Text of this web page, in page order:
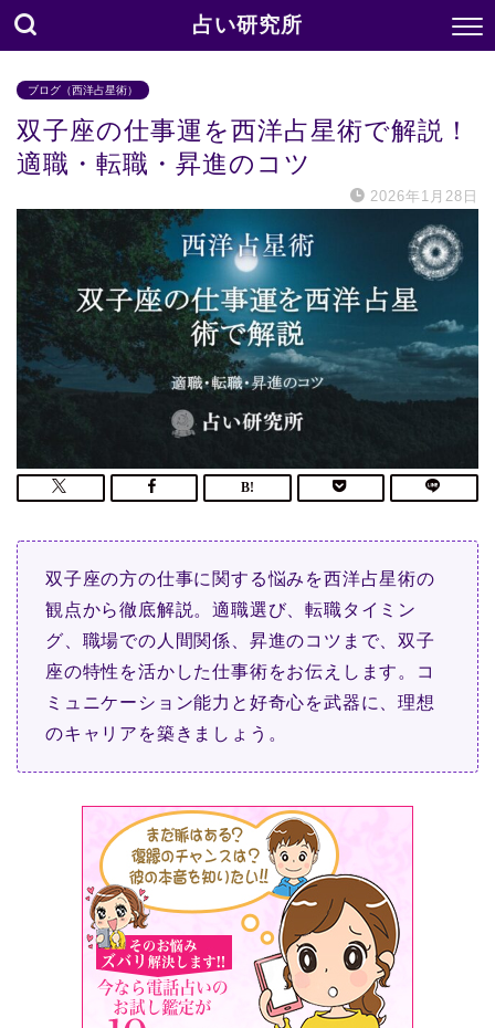
占い研究所
ブログ（西洋占星術）
双子座の仕事運を西洋占星術で解説！
適職・転職・昇進のコツ
2026年1月28日
双子座の方の仕事に関する悩みを西洋占星術の
観点から徹底解説。適職選び、転職タイミン
グ、職場での人間関係、昇進のコツまで、双子
座の特性を活かした仕事術をお伝えします。コ
ミュニケーション能力と好奇心を武器に、理想
のキャリアを築きましょう。